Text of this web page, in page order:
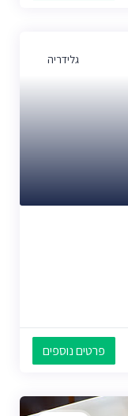
גלידריה
פרטים נוספים